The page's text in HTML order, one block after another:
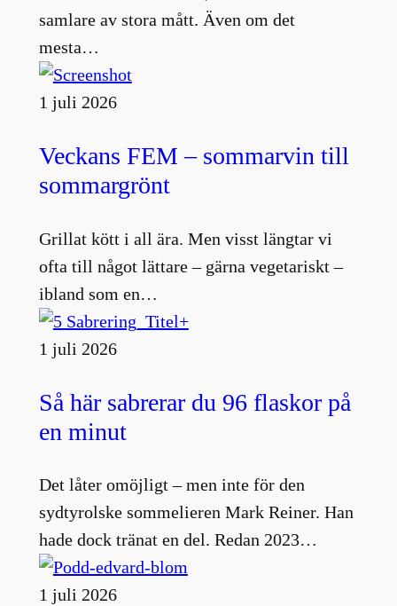
samlare av stora mått. Även om det
mesta…
1 juli 2026
Veckans FEM – sommarvin till
sommargrönt
Grillat kött i all ära. Men visst längtar vi
ofta till något lättare – gärna vegetariskt –
ibland som en…
1 juli 2026
Så här sabrerar du 96 flaskor på
en minut
Det låter omöjligt – men inte för den
sydtyrolske sommelieren Mark Reiner. Han
hade dock tränat en del. Redan 2023…
1 juli 2026